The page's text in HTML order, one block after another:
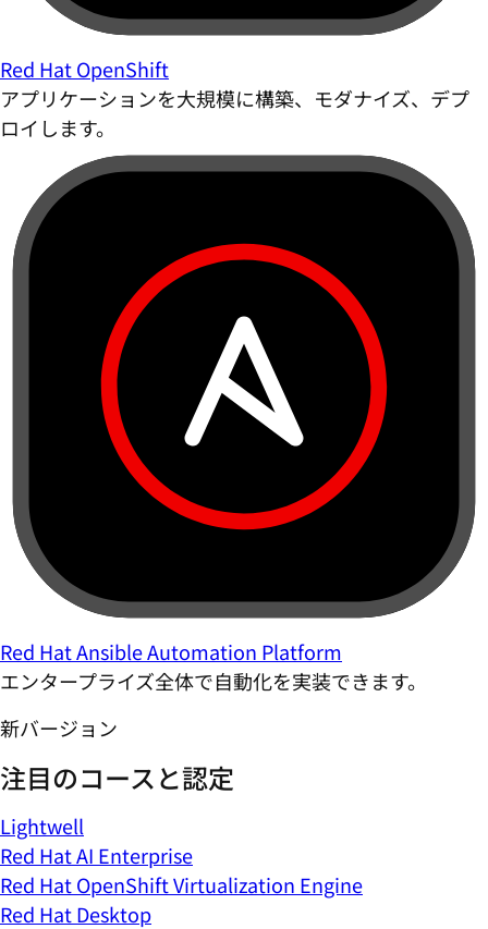
Red Hat OpenShift
アプリケーションを大規模に構築、モダナイズ、デプ
ロイします。
Red Hat Ansible Automation Platform
エンタープライズ全体で自動化を実装できます。
新バージョン
注目のコースと認定
Lightwell
Red Hat AI Enterprise
Red Hat OpenShift Virtualization Engine
Red Hat Desktop